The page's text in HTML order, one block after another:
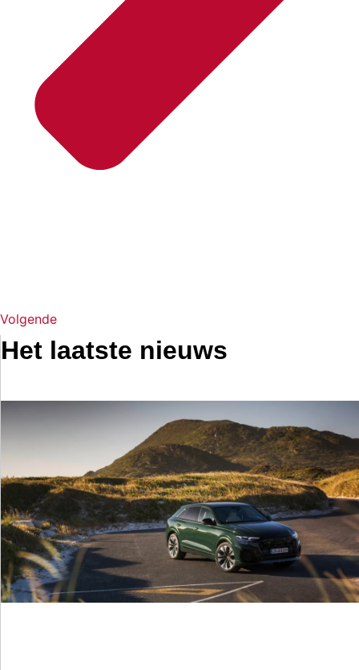
Volgende
Het laatste nieuws